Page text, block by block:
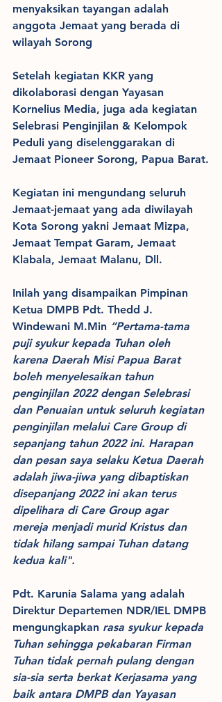
menyaksikan tayangan adalah
anggota Jemaat yang berada di
wilayah Sorong
Setelah kegiatan KKR yang
dikolaborasi dengan Yayasan
Kornelius Media, juga ada kegiatan
Selebrasi Penginjilan & Kelompok
Peduli yang diselenggarakan di
Jemaat Pioneer Sorong, Papua Barat.
Kegiatan ini mengundang seluruh
Jemaat-jemaat yang ada diwilayah
Kota Sorong yakni Jemaat Mizpa,
Jemaat Tempat Garam, Jemaat
Klabala, Jemaat Malanu, Dll.
Inilah yang disampaikan Pimpinan
Ketua DMPB Pdt. Thedd J.
Windewani M.Min “Pertama-tama
puji syukur kepada Tuhan oleh
karena Daerah Misi Papua Barat
boleh menyelesaikan tahun
penginjilan 2022 dengan Selebrasi
dan Penuaian untuk seluruh kegiatan
penginjilan melalui Care Group di
sepanjang tahun 2022 ini. Harapan
dan pesan saya selaku Ketua Daerah
adalah jiwa-jiwa yang dibaptiskan
disepanjang 2022 ini akan terus
dipelihara di Care Group agar
mereja menjadi murid Kristus dan
tidak hilang sampai Tuhan datang
kedua kali".
Pdt. Karunia Salama yang adalah
Direktur Departemen NDR/IEL DMPB
mengungkapkan rasa syukur kepada
Tuhan sehingga pekabaran Firman
Tuhan tidak pernah pulang dengan
sia-sia serta berkat Kerjasama yang
baik antara DMPB dan Yayasan